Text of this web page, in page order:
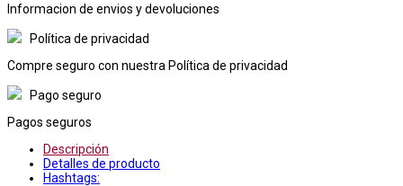
Informacion de envios y devoluciones
Política de privacidad
Compre seguro con nuestra Política de privacidad
Pago seguro
Pagos seguros
Descripción
Detalles de producto
Hashtags: